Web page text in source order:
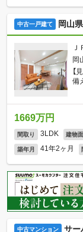
中古一戸建て 岡山
Ｊ
岡
【
備
1669万円
間取り 3LDK 建物
築年月 41年2ヶ月
中古マンション サー